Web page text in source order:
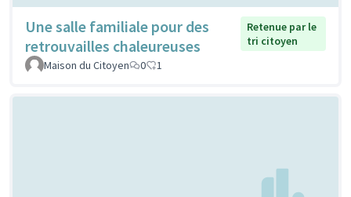
Une salle familiale pour des
retrouvailles chaleureuses
Retenue par le
tri citoyen
Maison du Citoyen
0 1